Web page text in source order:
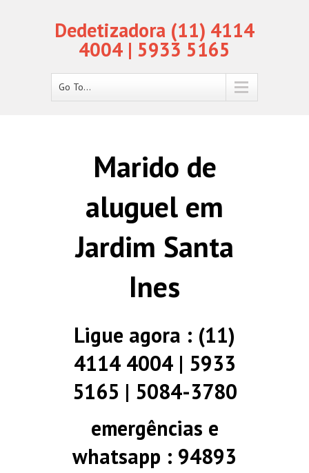
Dedetizadora (11) 4114
4004 | 5933 5165
Go To...
Marido de
aluguel em
Jardim Santa
Ines
Ligue agora : (11)
4114 4004 | 5933
5165 | 5084-3780
emergências e
whatsapp : 94893